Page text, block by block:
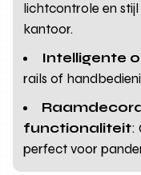
lichtcontrole en
kantoor.
Intelligente
rails of
functionaliteit:
perfect voor